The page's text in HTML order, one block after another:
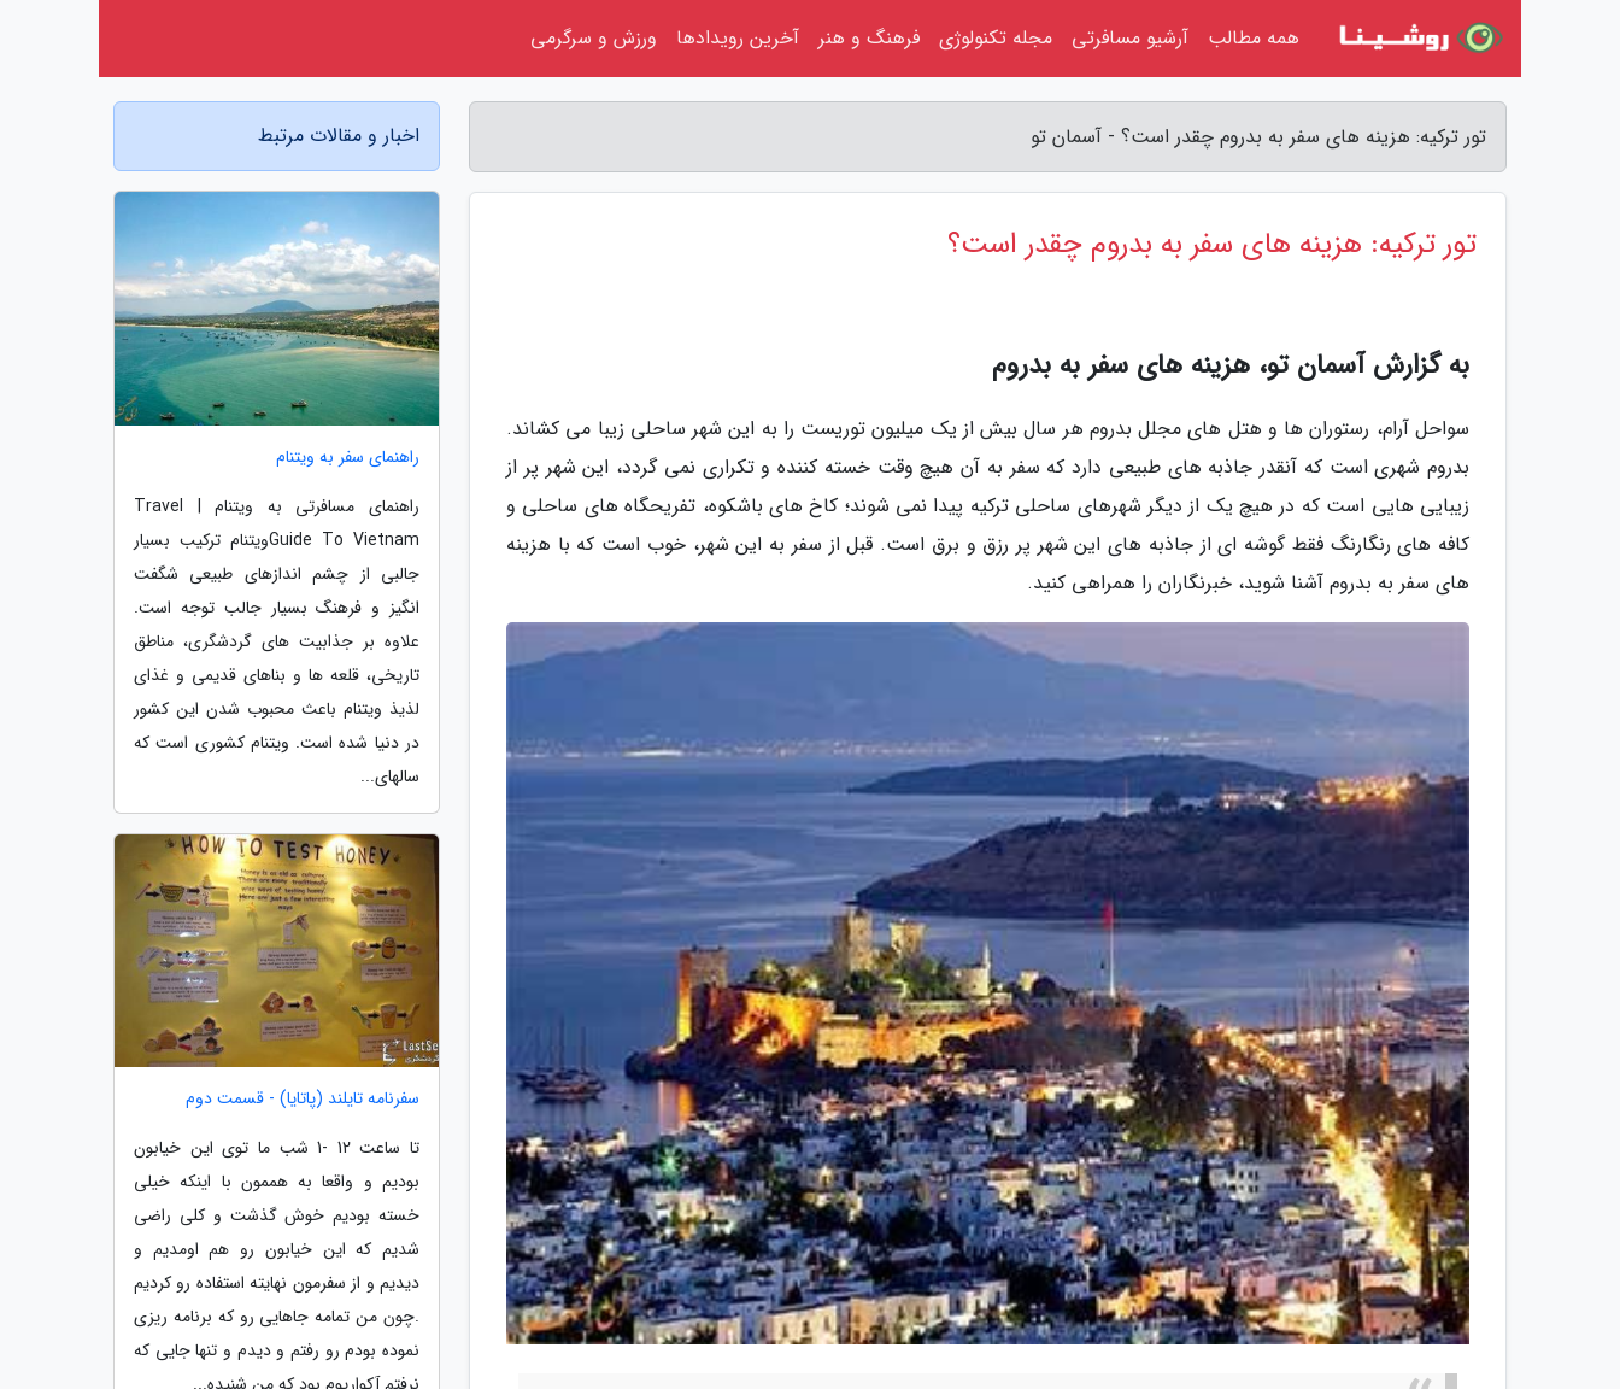
تور ترکیه: هزینه های سفر به بدروم چقدر است؟ - آسمان تو
تور ترکیه: هزینه های سفر به بدروم چقدر است؟
به گزارش آسمان تو، هزینه های سفر به بدروم
سواحل آرام، رستوران ها و هتل های مجلل بدروم هر سال بیش از یک میلیون توریست را به این شهر ساحلی زیبا می کشاند.
بدروم شهری است که آنقدر جاذبه های طبیعی دارد که سفر به آن هیچ وقت خسته کننده و تکراری نمی گردد، این شهر پر از
زیبایی هایی است که در هیچ یک از دیگر شهرهای ساحلی ترکیه پیدا نمی شوند؛ کاخ های باشکوه، تفریحگاه های ساحلی و
کافه های رنگارنگ فقط گوشه ای از جاذبه های این شهر پر رزق و برق است. قبل از سفر به این شهر، خوب است که با هزینه
های سفر به بدروم آشنا شوید، خبرنگاران را همراهی کنید.
اخبار و مقالات مرتبط
راهنمای سفر به ویتنام
راهنمای مسافرتی به ویتنام | Travel
Guide To Vietnamویتنام ترکیب بسیار
جالبی از چشم اندازهای طبیعی شگفت
انگیز و فرهنگ بسیار جالب توجه است.
علاوه بر جذابیت های گردشگری، مناطق
تاریخی، قلعه ها و بناهای قدیمی و غذای
لذیذ ویتنام باعث محبوب شدن این کشور
در دنیا شده است. ویتنام کشوری است که
سالهای...
سفرنامه تایلند (پاتایا) - قسمت دوم
تا ساعت 12 -1 شب ما توی این خیابون
بودیم و واقعا به هممون با اینکه خیلی
خسته بودیم خوش گذشت و کلی راضی
شدیم که این خیابون رو هم اومدیم و
دیدیم و از سفرمون نهایته استفاده رو کردیم
.چون من تمامه جاهایی رو که برنامه ریزی
نموده بودم رو رفتم و دیدم و تنها جایی که
همه مطالب آرشیو مسافرتی مجله تکنولوژی فرهنگ و هنر آخرین رویدادها ورزش و سرگرمی